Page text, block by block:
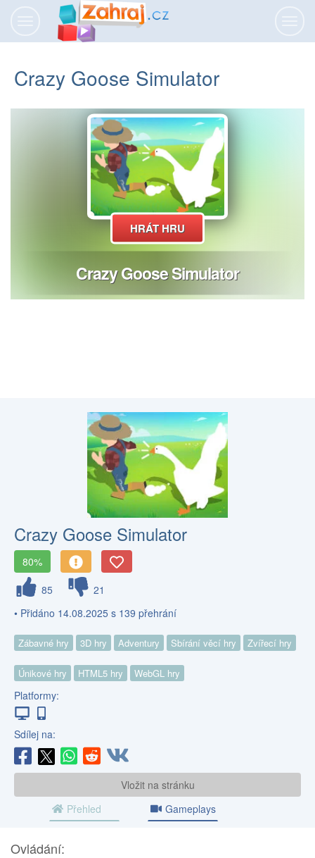
Crazy Goose Simulator
Crazy Goose Simulator
80%
85
21
• Přidáno 14.08.2025 s 139 přehrání
Zábavné hry 3D hry Adventury Sbírání věcí hry Zvířecí hry
Únikové hry HTML5 hry WebGL hry
Platformy:
Sdílej na:
Vložit na stránku
Přehled
Gameplays
Ovládání: